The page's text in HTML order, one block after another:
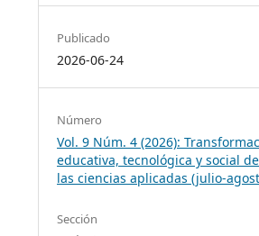
Publicado
2026-06-24
Número
Vol. 9 Núm. 4 (2026):
educativa, tecnológica y social
las ciencias aplicadas (julio-
Sección